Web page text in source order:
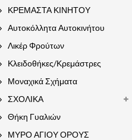
ΚΡΕΜΑΣΤΑ ΚΙΝΗΤΟΥ
Αυτοκόλλητα Αυτοκινήτου
Λικέρ Φρούτων
Κλειδοθήκες/Κρεμάστρες
Μοναχικά Σχήματα
ΣΧΟΛΙΚΑ
Θήκη Γυαλιών
ΜΥΡΟ ΑΓΙΟΥ ΟΡΟΥΣ